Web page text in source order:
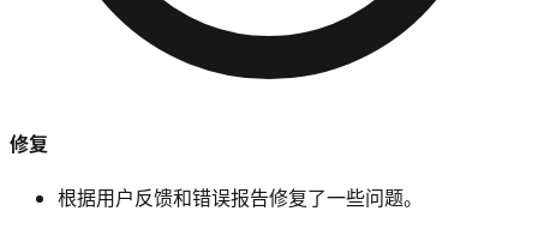
修复
根据用户反馈和错误报告修复了一些问题。